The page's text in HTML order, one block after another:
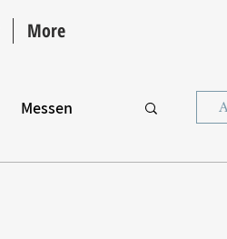
More
Messen